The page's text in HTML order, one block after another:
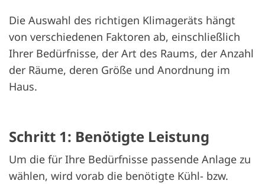
Die Auswahl des richtigen Klimageräts hängt
von verschiedenen Faktoren ab, einschließlich
Ihrer Bedürfnisse, der Art des Raums, der Anzahl
der Räume, deren Größe und Anordnung im
Haus.
Schritt 1: Benötigte Leistung
Um die für Ihre Bedürfnisse passende Anlage zu
wählen, wird vorab die benötigte Kühl- bzw.